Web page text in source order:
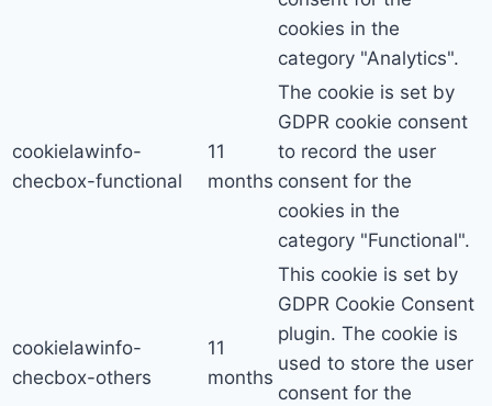
cookies in the
category "Analytics".
cookielawinfo-
checbox-functional
11
months
The cookie is set by
GDPR cookie consent
to record the user
consent for the
cookies in the
category "Functional".
cookielawinfo-
checbox-others
11
months
This cookie is set by
GDPR Cookie Consent
plugin. The cookie is
used to store the user
consent for the